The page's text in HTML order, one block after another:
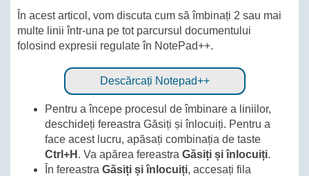
În acest articol, vom discuta cum să îmbinați 2 sau mai
multe linii într-una pe tot parcursul documentului
folosind expresii regulate în NotePad++.
Descărcați Notepad++
Pentru a începe procesul de îmbinare a liniilor,
deschideți fereastra Găsiți și înlocuiți. Pentru a
face acest lucru, apăsați combinația de taste
Ctrl+H . Va apărea fereastra Găsiți și înlocuiți.
În fereastra Găsiți și înlocuiți, accesați fila